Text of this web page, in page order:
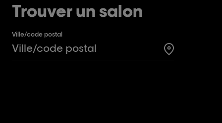
Trouver un salon
Ville/code postal
Search for a